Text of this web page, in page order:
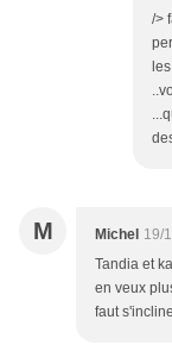
M Michel 19/
Tandia et
en veux
faut